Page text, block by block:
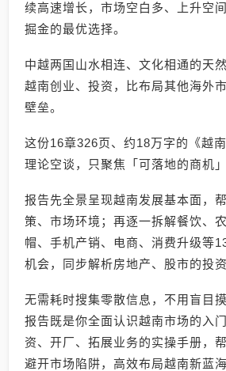
续高速增长，市场空白多、上升空
掘金的最优选择。
中越两国山水相连、文化相通的天
越南创业、投资，比布局其他海外
壁垒。
这份16章326页、约18万字的《越
理论空谈，只聚焦「可落地的商机」
报告先全景呈现越南发展基本面，
策、市场环境；再逐一拆解餐饮、
帽、手机产销、电商、消费升级等
机会，同步解析房地产、股市的投资
无需耗时搜集零散信息，不用盲目
报告既是你全面认识越南市场的入
资、开厂、拓展业务的实操手册，
避开市场陷阱，高效布局越南新蓝海